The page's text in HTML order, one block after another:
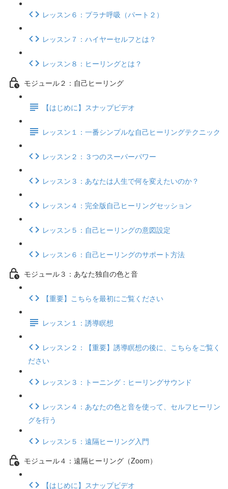
レッスン６：プラナ呼吸（パート２）
レッスン７：ハイヤーセルフとは？
レッスン８：ヒーリングとは？
モジュール２：自己ヒーリング
【はじめに】スナップビデオ
レッスン１：一番シンプルな自己ヒーリングテクニック
レッスン２：３つのスーパーパワー
レッスン３：あなたは人生で何を変えたいのか？
レッスン４：完全版自己ヒーリングセッション
レッスン５：自己ヒーリングの意図設定
レッスン６：自己ヒーリングのサポート方法
モジュール３：あなた独自の色と音
【重要】こちらを最初にご覧ください
レッスン１：誘導瞑想
レッスン２：【重要】誘導瞑想の後に、こちらをご覧く
ださい
レッスン３：トーニング：ヒーリングサウンド
レッスン４：あなたの色と音を使って、セルフヒーリン
グを行う
レッスン５：遠隔ヒーリング入門
モジュール４：遠隔ヒーリング（Zoom）
【はじめに】スナップビデオ